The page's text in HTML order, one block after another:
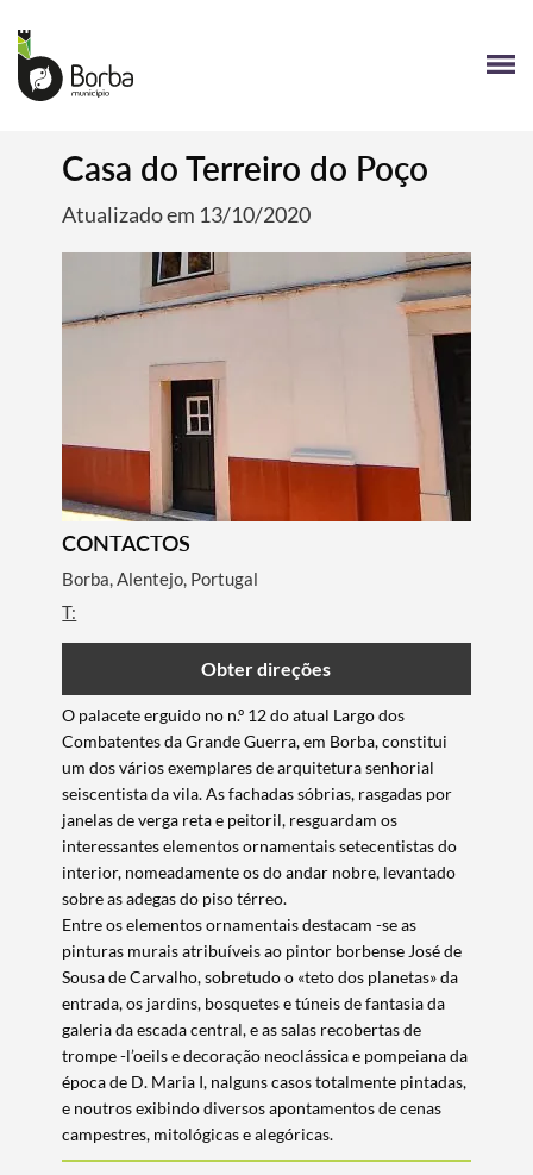
Termo de Pesquisa
Casa do Terreiro do Poço
Atualizado em 13/10/2020
CONTACTOS
Borba, Alentejo, Portugal
T:
Obter direções
O palacete erguido no n.º 12 do atual Largo dos
Combatentes da Grande Guerra, em Borba, constitui
um dos vários exemplares de arquitetura senhorial
seiscentista da vila. As fachadas sóbrias, rasgadas por
janelas de verga reta e peitoril, resguardam os
interessantes elementos ornamentais setecentistas do
interior, nomeadamente os do andar nobre, levantado
sobre as adegas do piso térreo.
Entre os elementos ornamentais destacam -se as
pinturas murais atribuíveis ao pintor borbense José de
Sousa de Carvalho, sobretudo o «teto dos planetas» da
entrada, os jardins, bosquetes e túneis de fantasia da
galeria da escada central, e as salas recobertas de
trompe -l’oeils e decoração neoclássica e pompeiana da
época de D. Maria I, nalguns casos totalmente pintadas,
e noutros exibindo diversos apontamentos de cenas
campestres, mitológicas e alegóricas.